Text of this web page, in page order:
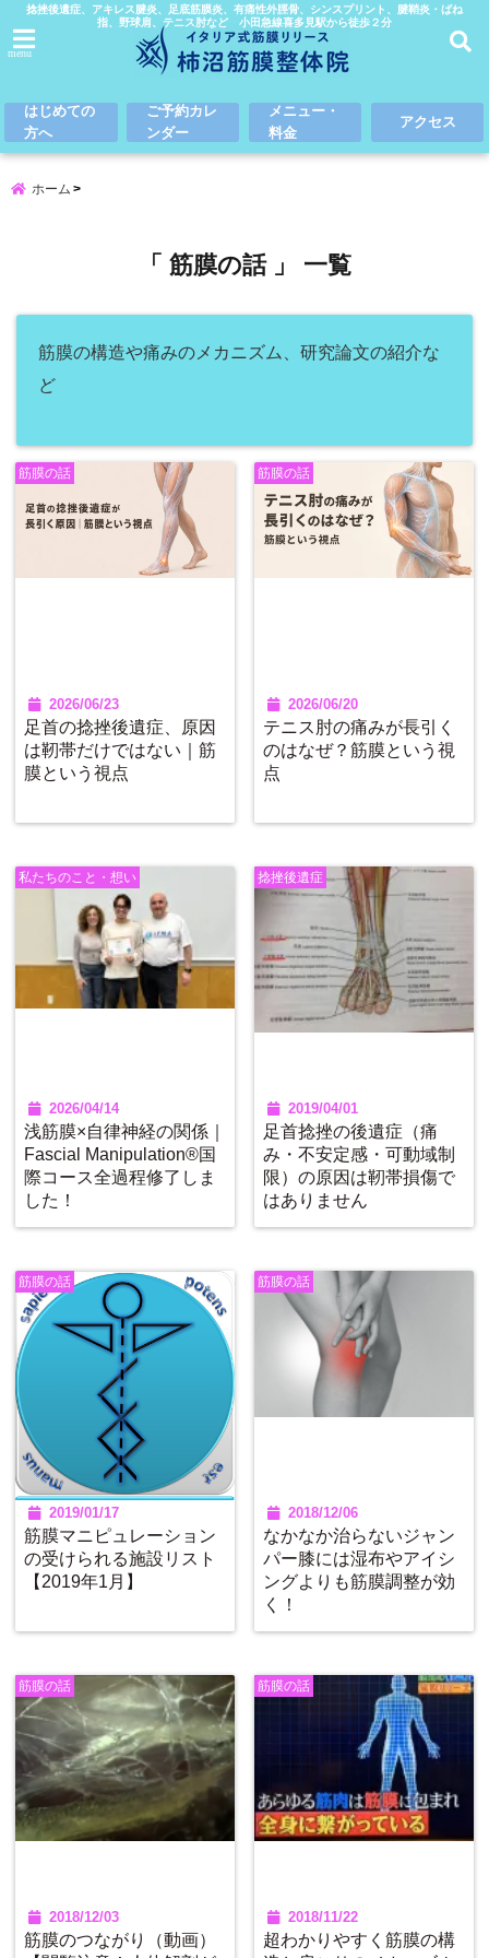
捻挫後遺症、アキレス腱炎、足底筋膜炎、有痛性外脛骨、シンスプリント、腱鞘炎・ばね
指、野球肩、テニス肘など 小田急線喜多見駅から徒歩２分
menu
はじめての
方へ
ご予約カレ
ンダー
メニュー・
料金
アクセス
ホーム
「 筋膜の話 」 一覧
筋膜の構造や痛みのメカニズム、研究論文の紹介な
ど
筋膜の話
2026/06/23
足首の捻挫後遺症、原因
は靭帯だけではない｜筋
膜という視点
筋膜の話
2026/06/20
テニス肘の痛みが長引く
のはなぜ？筋膜という視
点
私たちのこと・想い
2026/04/14
浅筋膜×自律神経の関係｜
Fascial Manipulation®国
際コース全過程修了しま
した！
捻挫後遺症
2019/04/01
足首捻挫の後遺症（痛
み・不安定感・可動域制
限）の原因は靭帯損傷で
はありません
筋膜の話
2019/01/17
筋膜マニピュレーション
の受けられる施設リスト
【2019年1月】
筋膜の話
2018/12/06
なかなか治らないジャン
パー膝には湿布やアイシ
ングよりも筋膜調整が効
く！
筋膜の話
2018/12/03
筋膜のつながり（動画）
筋膜の話
2018/11/22
超わかりやすく筋膜の構